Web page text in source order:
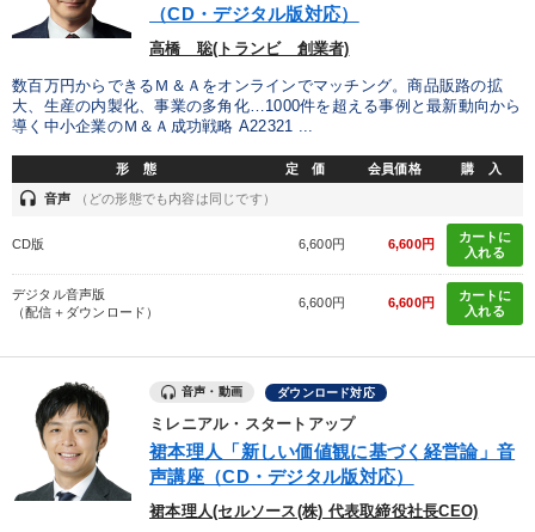
プレゼン
採用 会長 不動産投資 女性経営者
会社数字を学ぶ ランチェスター戦略
早分かり 多様性・ダイバーシティ
会社を守る FCビジネス
対談・座談会
※「更新」を押すと「タグ・キーワード」を更新いただけます。
（CD・デジタル版対応）
高橋 聡(トランビ 創業者)
数百万円からできるＭ＆Ａをオンラインでマッチング。商品販路の拡
大、生産の内製化、事業の多角化…1000件を超える事例と最新動向から
導く中小企業のＭ＆Ａ成功戦略 A22321 ...
形 態 定 価 会員価格 購 入
headset 音声 （どの形態でも内容は同じです）
CD版 6,600円 6,600円
カートに
入れる
デジタル音声版
（配信＋ダウンロード）
6,600円 6,600円
カートに
入れる
音声・動画 ダウンロード対応
ミレニアル・スタートアップ
裙本理人「新しい価値観に基づく経営論」音
声講座（CD・デジタル版対応）
裙本理人(セルソース(株) 代表取締役社長CEO)